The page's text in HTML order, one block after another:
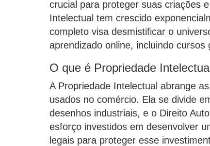
crucial para proteger suas criações
Intelectual tem crescido
completo visa desmistificar o
aprendizado online, incluindo
O que é Propriedade
A Propriedade Intelectual abrange
usados no comércio. Ela se divide
desenhos industriais, e o Direito
esforço investidos em desenvolver
legais para proteger esse